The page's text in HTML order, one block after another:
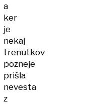
a
ker
je
nekaj
trenutkov
pozneje
prišla
nevesta
z